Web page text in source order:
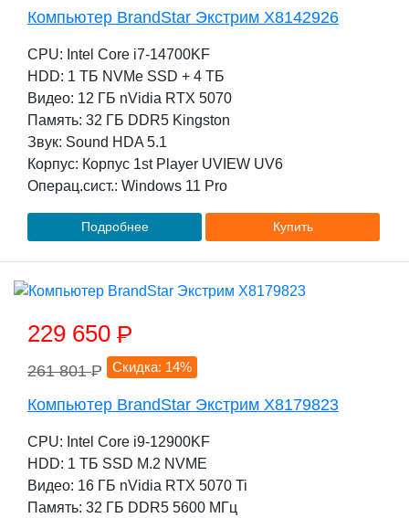
Компьютер BrandStar Экстрим X8142926
CPU: Intel Core i7-14700KF
HDD: 1 TБ NVMe SSD + 4 TБ
Видео: 12 ГБ nVidia RTX 5070
Память: 32 ГБ DDR5 Kingston
Звук: Sound HDA 5.1
Корпус: Корпус 1st Player UVIEW UV6
Операц.сист.: Windows 11 Pro
Подробнее Купить
229 650 P
261 801P Скидка: 14%
Компьютер BrandStar Экстрим X8179823
CPU: Intel Core i9-12900KF
HDD: 1 TБ SSD M.2 NVME
Видео: 16 ГБ nVidia RTX 5070 Ti
Память: 32 ГБ DDR5 5600 МГц